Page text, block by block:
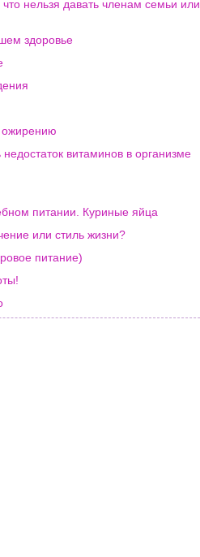
нельзя давать членам семьи или
здоровье
ожирению
витаминов в организме
питании. Куриные яйца
или стиль жизни?
питание)